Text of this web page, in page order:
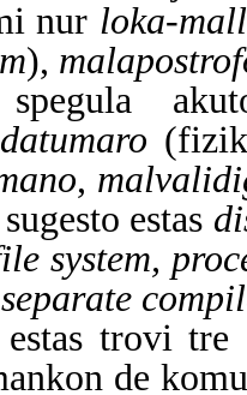
nur loka-
),
spegula
datumaro
,
estas
system,
separate
trovi tre
de